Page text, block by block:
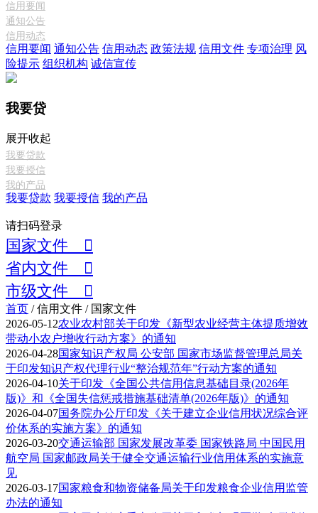
信用要闻
通知公告
信用动态
信用要闻 通知公告 信用动态 政策法规 信用文件 专项治理 风
险提示 组织机构 诚信宣传
我要贷
展开收起
我要贷款
我要授信
我的产品
我要贷款 我要授信 我的产品
请扫码登录
国家文件 
省内文件 
市级文件 
首页 / 信用文件 / 国家文件
2026-05-12农业农村部关于印发《新型农业经营主体提质增效
带动小农户增收行动方案》的通知
2026-04-28国家知识产权局 公安部 国家市场监督管理总局关
于印发知识产权代理行业“整治规范年”行动方案的通知
2026-04-10关于印发《全国公共信用信息基础目录(2026年
版)》和《全国失信惩戒措施基础清单(2026年版)》的通知
2026-04-07国务院办公厅印发《关于建立企业信用状况综合评
价体系的实施方案》的通知
2026-03-20交通运输部 国家发展改革委 国家铁路局 中国民用
航空局 国家邮政局关于健全交通运输行业信用体系的实施意
见
2026-03-17国家粮食和物资储备局关于印发粮食企业信用监管
办法的通知